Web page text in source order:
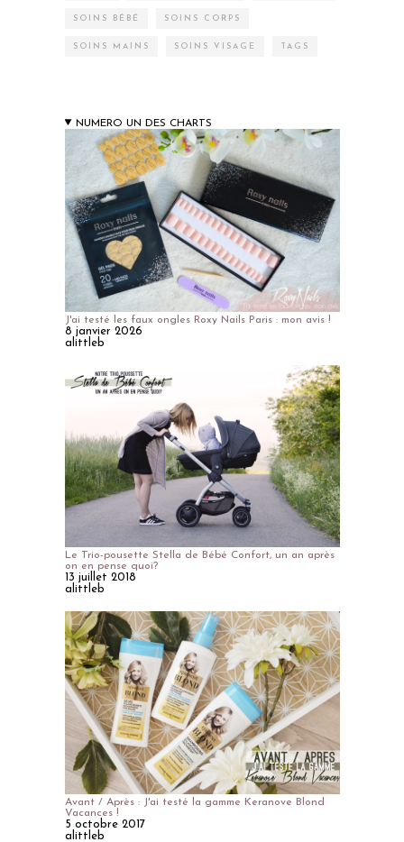
SOINS BÉBÉ SOINS CORPS
SOINS MAINS SOINS VISAGE TAGS
NUMERO UN DES CHARTS
J'ai testé les faux ongles Roxy Nails Paris : mon avis !
8 janvier 2026
alittleb
Le Trio-pousette Stella de Bébé Confort, un an après
on en pense quoi?
13 juillet 2018
alittleb
Avant / Après : J'ai testé la gamme Keranove Blond
Vacances !
5 octobre 2017
alittleb